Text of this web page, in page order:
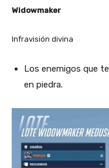
Widowmaker
Infravisión divina
Los enemigos que
en piedra.